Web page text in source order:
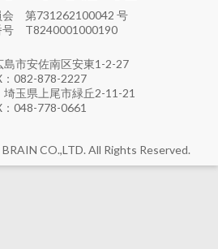
第731262100042 号
号 T8240001000190
市安佐南区安東1-2-27
082-878-2227
玉県上尾市緑丘2-11-21
048-778-0661
CO.,LTD. All Rights Reserved.